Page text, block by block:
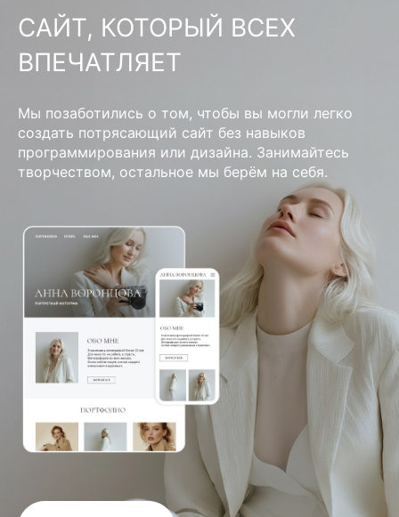
САЙТ, КОТОРЫЙ ВСЕХ
ВПЕЧАТЛЯЕТ
Мы позаботились о том, чтобы вы могли легко
создать потрясающий сайт без навыков
программирования или дизайна. Занимайтесь
творчеством, остальное мы берём на себя.